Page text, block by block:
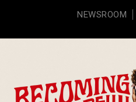
NEWSROOM